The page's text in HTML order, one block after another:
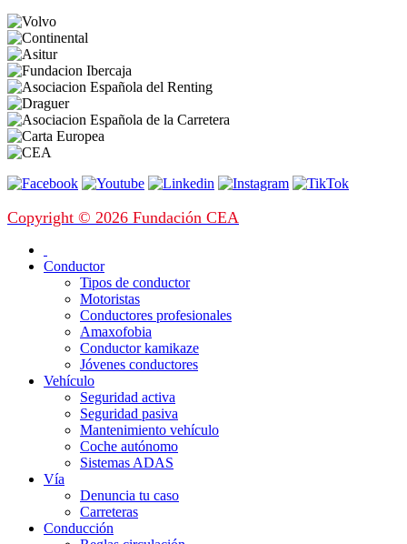
Copyright © 2026 Fundación CEA
Conductor
Tipos de conductor
Motoristas
Conductores profesionales
Amaxofobia
Conductor kamikaze
Jóvenes conductores
Vehículo
Seguridad activa
Seguridad pasiva
Mantenimiento vehículo
Coche autónomo
Sistemas ADAS
Vía
Denuncia tu caso
Carreteras
Conducción